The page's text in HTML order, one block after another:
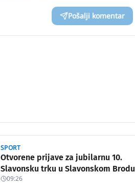
Pošalji komentar
SPORT
Otvorene prijave za jubilarnu 10.
Slavonsku trku u Slavonskom Brodu
09:26